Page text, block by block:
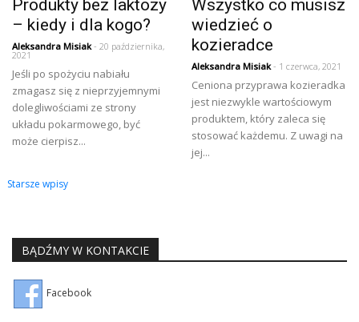
Produkty bez laktozy
– kiedy i dla kogo?
Aleksandra Misiak- 20 października,
2021
Jeśli po spożyciu nabiału
zmagasz się z nieprzyjemnymi
dolegliwościami ze strony
układu pokarmowego, być
może cierpisz...
Wszystko co musisz
wiedzieć o
kozieradce
Aleksandra Misiak- 1 czerwca, 2021
Ceniona przyprawa kozieradka
jest niezwykle wartościowym
produktem, który zaleca się
stosować każdemu. Z uwagi na
jej...
Nawigacja
wpisach
Starsze wpisy
BĄDŹMY W KONTAKCIE
Facebook